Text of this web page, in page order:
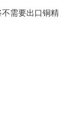
需要出口铜精